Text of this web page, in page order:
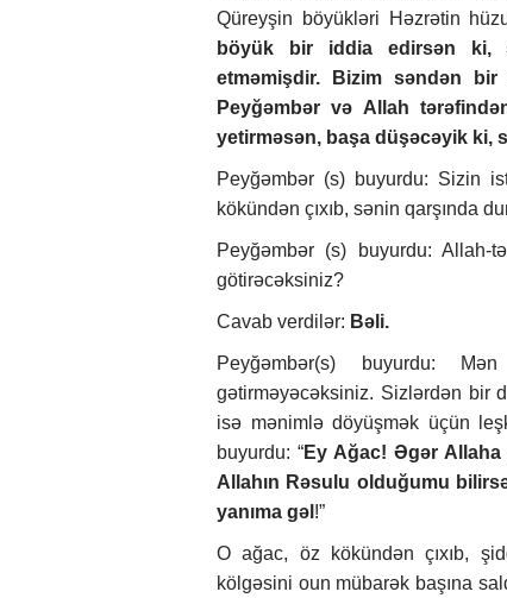
Qüreyşin böyükləri Həzrətin
böyük bir iddia edirsən ki,
etməmişdir. Bizim səndən
Peyğəmbər və Allah
yetirməsən, başa düşəcəyik ki,
Peyğəmbər (s) buyurdu: Sizin
kökündən çıxıb, sənin qarşında
Peyğəmbər (s) buyurdu:
götirəcəksiniz?
Cavab verdilər: Bəli.
Peyğəmbər(s) buyurdu:
gətirməyəcəksiniz. Sizlərdən bir
isə mənimlə döyüşmək üçün
buyurdu: “Ey Ağac! Əgər
Allahın Rəsulu olduğumu
yanıma gəl !”
O ağac, öz kökündən çıxıb,
kölgəsini oun mübarək başına